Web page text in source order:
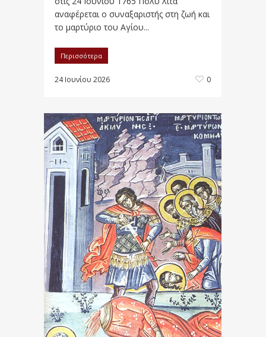
αναφέρεται ο συναξαριστής στη ζωή και
το μαρτύριο του Αγίου...
Περισσότερα
24 Ιουνίου 2026 0